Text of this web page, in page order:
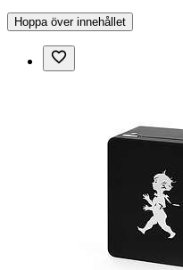
Hoppa över innehållet